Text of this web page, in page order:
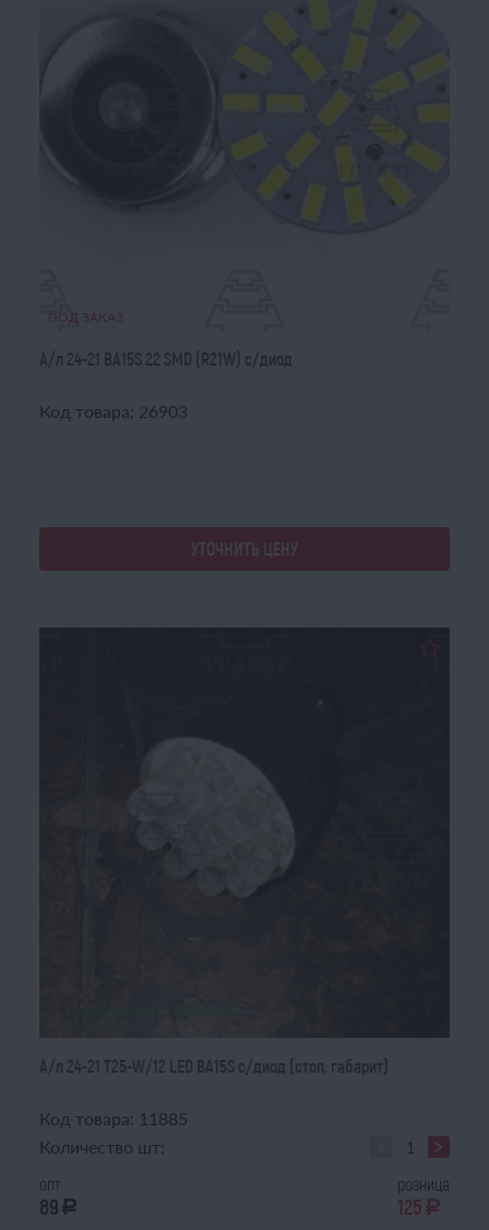
ПОД ЗАКАЗ
А/л 24-21 ВА15S 22 SMD (R21W) с/диод
Код товара: 26903
УТОЧНИТЬ ЦЕНУ
ОЖИДАЕТ ПОСТУПЛЕНИЯ
А/л 24-21 Т25-W/12 LED ВА15S с/диод (стоп, габарит)
Код товара: 11885
Количество шт:
опт
89 a
розница
125 a